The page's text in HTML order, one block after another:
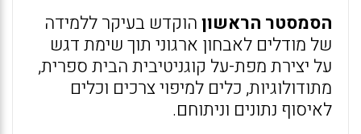
הסמסטר הראשוןהוקדש בעיקר ללמידה
של מודלים לאבחון ארגוני תוך שימת דגש
על יצירת מפת-על קוגניטיבית הבית ספרית,
מתודולוגיות, כלים למיפוי צרכים וכלים
לאיסוף נתונים וניתוחם.